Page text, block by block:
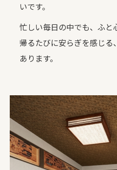
いです。
忙しい毎日の中でも、ふと
帰るたびに安らぎを感じ
あります。